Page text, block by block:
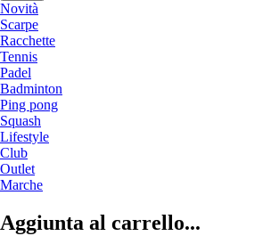
Novità
Scarpe
Racchette
Tennis
Padel
Badminton
Ping pong
Squash
Lifestyle
Club
Outlet
Marche
Aggiunta al carrello...